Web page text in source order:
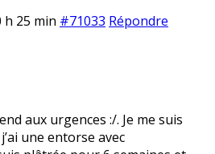
h 25 min #71033 Répondre
aux urgences :/. Je me suis
une entorse avec